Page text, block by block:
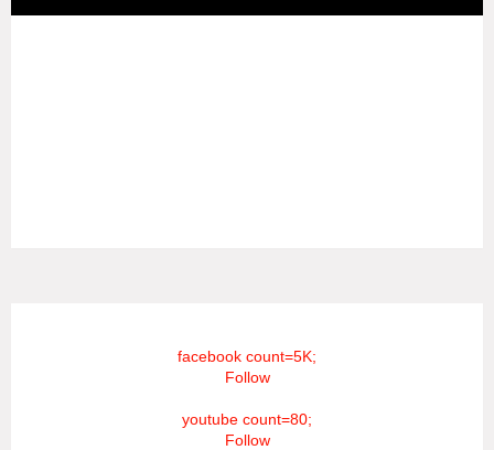
facebook count=5K;
Follow
youtube count=80;
Follow